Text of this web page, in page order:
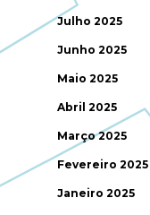
Julho 2025
Junho 2025
Maio 2025
Abril 2025
Março 2025
Fevereiro 2025
Janeiro 2025